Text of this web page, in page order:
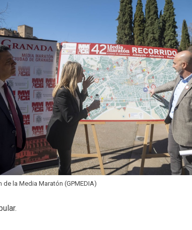
de la Media Maratón (GPMEDIA)